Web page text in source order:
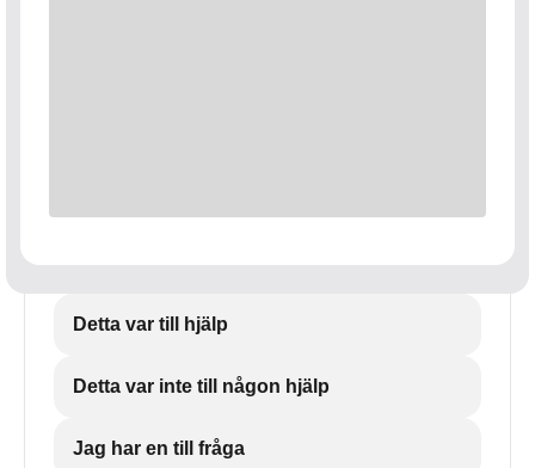
Detta var till hjälp
Detta var inte till någon hjälp
Jag har en till fråga